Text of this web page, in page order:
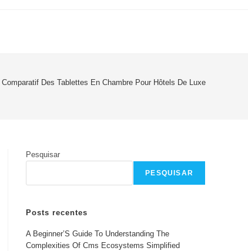
Comparatif Des Tablettes En Chambre Pour Hôtels De Luxe
Pesquisar
PESQUISAR
Posts recentes
A Beginner’S Guide To Understanding The
Complexities Of Cms Ecosystems Simplified